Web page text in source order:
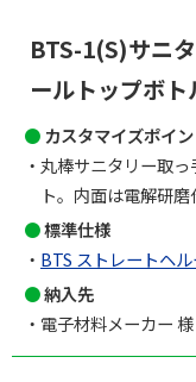
BTS-1(S)サニ
ールトップボト
カスタマイズポイ
丸棒サニタリー取
ト。内面は電解研磨
標準仕様
BTS ストレートヘ
納入先
電子材料メーカー 様